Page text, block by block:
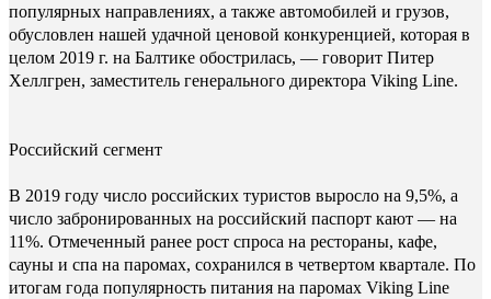
популярных направлениях, а также автомобилей и грузов,
обусловлен нашей удачной ценовой конкуренцией, которая в
целом 2019 г. на Балтике обострилась, — говорит Питер
Хеллгрен, заместитель генерального директора Viking Line.
Российский сегмент
В 2019 году число российских туристов выросло на 9,5%, а
число забронированных на российский паспорт кают — на
11%. Отмеченный ранее рост спроса на рестораны, кафе,
сауны и спа на паромах, сохранился в четвертом квартале. По
итогам года популярность питания на паромах Viking Line